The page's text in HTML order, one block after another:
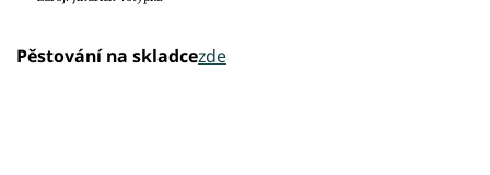
Pěstování na skladcezde